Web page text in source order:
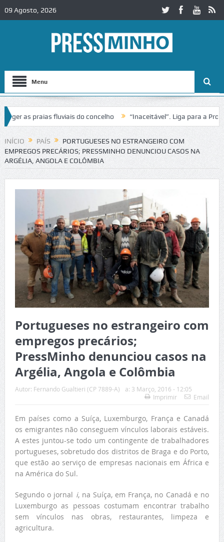
09 Agosto, 2026
Menu
as praias fluviais do concelho “Inaceitável”. Liga para a
de trânsito no IC2 em Alcobaça Igreja do Castelo de
INÍCIO PAÍS
PORTUGUESES NO ESTRANGEIRO COM
EMPREGOS PRECÁRIOS; PRESSMINHO DENUNCIOU CASOS NA
ARGÉLIA, ANGOLA E COLÔMBIA
Portugueses no estrangeiro com
empregos precários;
PressMinho denunciou casos na
Argélia, Angola e Colômbia
Autor: Fernando Gualtieri (CP 7889-A) a: 3 Março, 2016 - 12:05
Imprimir
Email
Em países como a Suíça, Luxemburgo, França e Canadá
os emigrantes não conseguem vínculos laborais estáveis.
A estes juntou-se todo um contingente de trabalhadores
portugueses, sobretudo dos distritos de Braga e do Porto,
que estão ao serviço de empresas nacionais em África e
na América do Sul.
Segundo o jornal i, na Suíça, em França, no Canadá e no
Luxemburgo as pessoas costumam encontrar trabalho
sem vínculos nas obras, restaurantes, limpeza e
agricultura.